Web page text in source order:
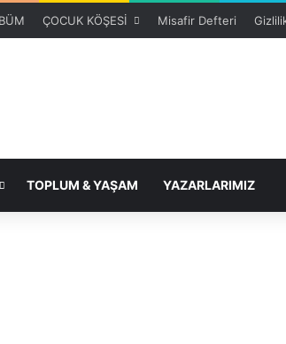
ÇOCUK KÖŞESİ Misafir Defteri
TOPLUM & YAŞAM YAZARLARIMIZ